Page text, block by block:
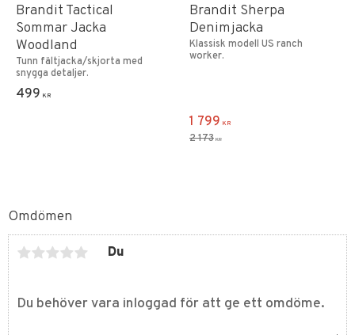
Omdömen
Du
Brandit Tactical
Sommar Jacka
Woodland
Tunn fältjacka/skjorta med
snygga detaljer.
499 KR
Brandit Sherpa
Denimjacka
Klassisk modell US ranch
worker.
1 799 KR
2 173 KR